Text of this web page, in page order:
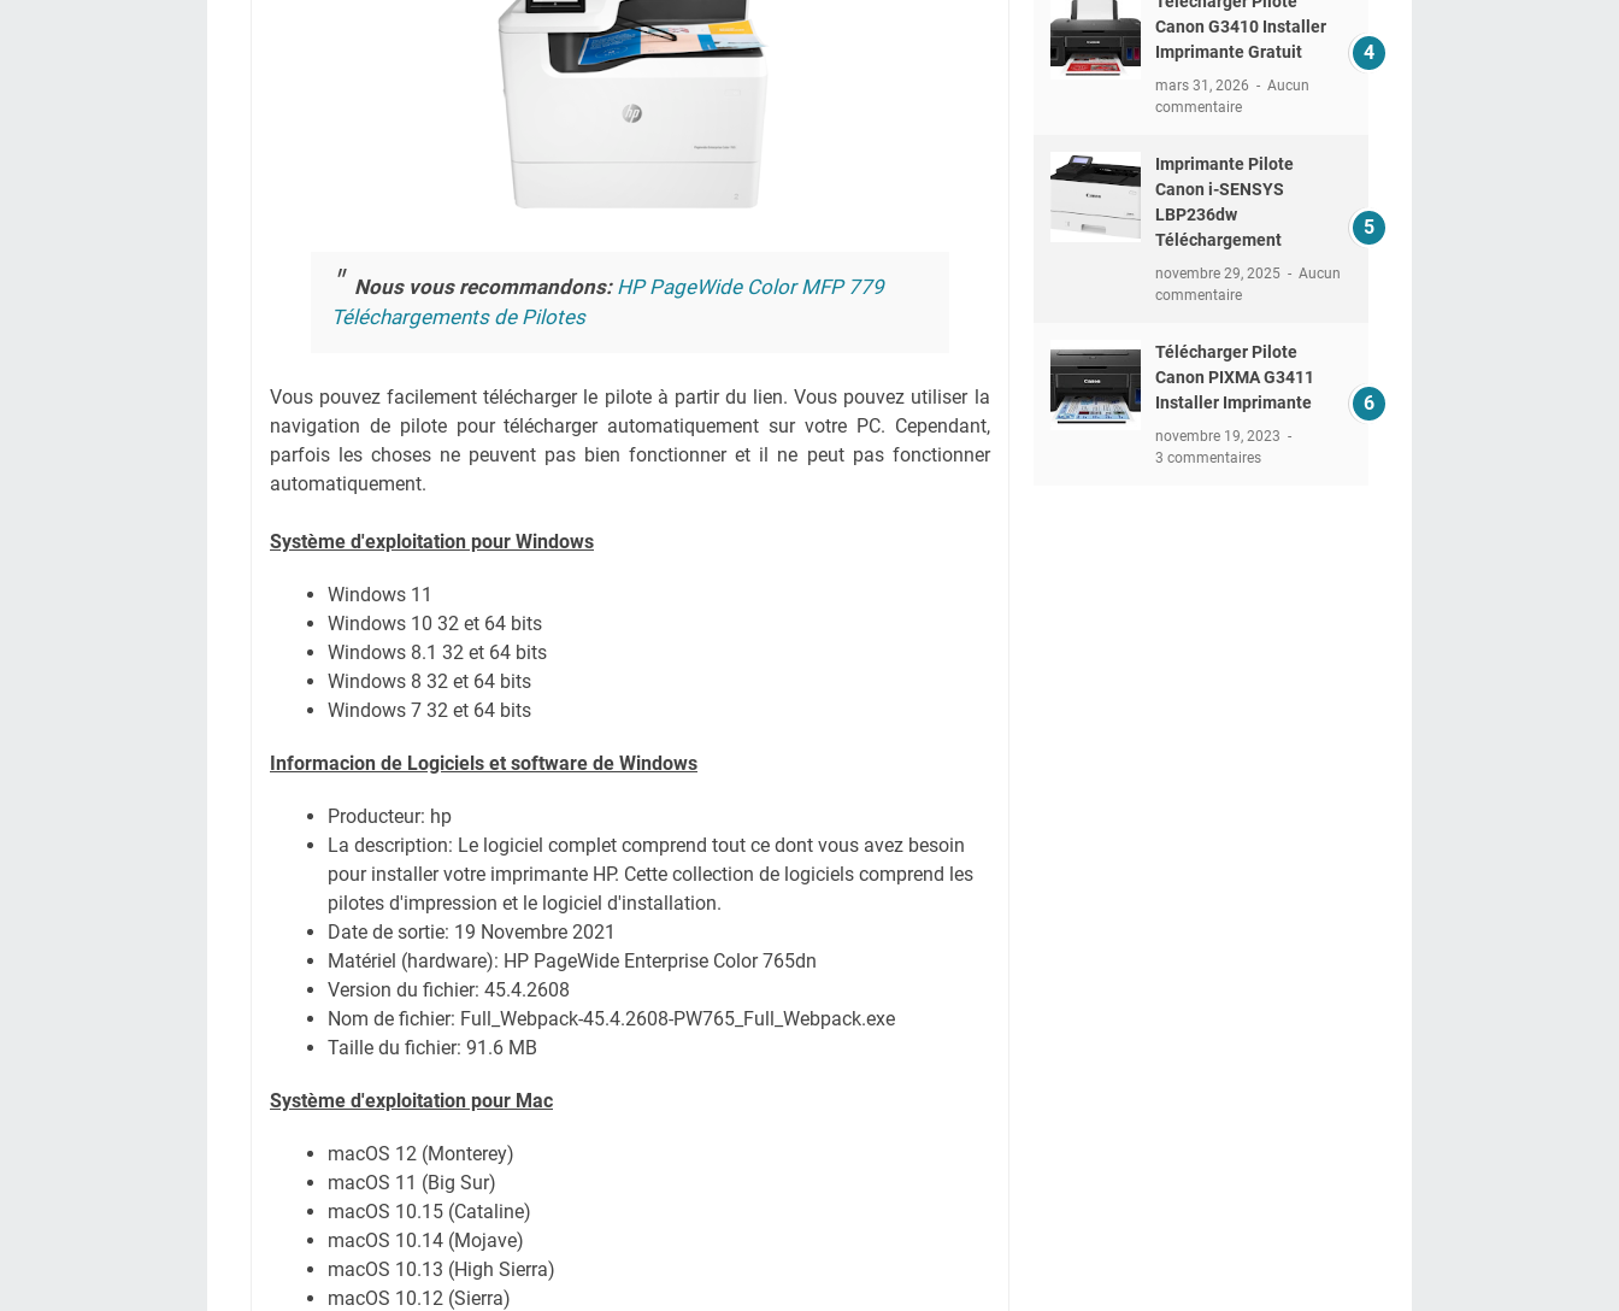
Nous vous recommandons: HP PageWide Color MFP 779
Téléchargements de Pilotes
Vous pouvez facilement télécharger le pilote à partir du lien.Vous pouvez utiliser la
navigation de pilote pour télécharger automatiquement sur votre PC. Cependant,
parfois les choses ne peuvent pas bien fonctionner et il ne peut pas fonctionner
automatiquement.
Système d'exploitation pour Windows
Windows 11
Windows 10 32 et 64 bits
Windows 8.1 32 et 64 bits
Windows 8 32 et 64 bits
Windows 7 32 et 64 bits
Informacion de Logiciels et software de Windows
Producteur: hp
La description: Le logiciel complet comprend tout ce dont vous avez besoin
pour installer votre imprimante HP. Cette collection de logiciels comprend les
pilotes d'impression et le logiciel d'installation.
Date de sortie: 19 Novembre 2021
Matériel (hardware): HP PageWide Enterprise Color 765dn
Version du fichier: 45.4.2608
Nom de fichier: Full_Webpack-45.4.2608-PW765_Full_Webpack.exe
Taille du fichier: 91.6 MB
Système d'exploitation pour Mac
macOS 12 (Monterey)
macOS 11 (Big Sur)
macOS 10.15 (Cataline)
macOS 10.14 (Mojave)
macOS 10.13 (High Sierra)
macOS 10.12 (Sierra)
Canon G3410 Installer
Imprimante Gratuit
mars 31, 2026
Aucun
commentaire
Imprimante Pilote
Canon i-SENSYS
LBP236dw
Téléchargement
novembre 29, 2025
Aucun
commentaire
Télécharger Pilote
Canon PIXMA G3411
Installer Imprimante
novembre 19, 2023
3 commentaires